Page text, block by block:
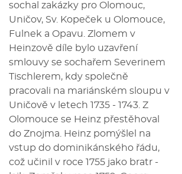
sochal zakázky pro Olomouc,
Uničov, Sv. Kopeček u Olomouce,
Fulnek a Opavu. Zlomem v
Heinzově díle bylo uzavření
smlouvy se sochařem Severinem
Tischlerem, kdy společně
pracovali na mariánském sloupu v
Uničově v letech 1735 - 1743. Z
Olomouce se Heinz přestěhoval
do Znojma. Heinz pomýšlel na
vstup do dominikánského řádu,
což učinil v roce 1755 jako bratr -